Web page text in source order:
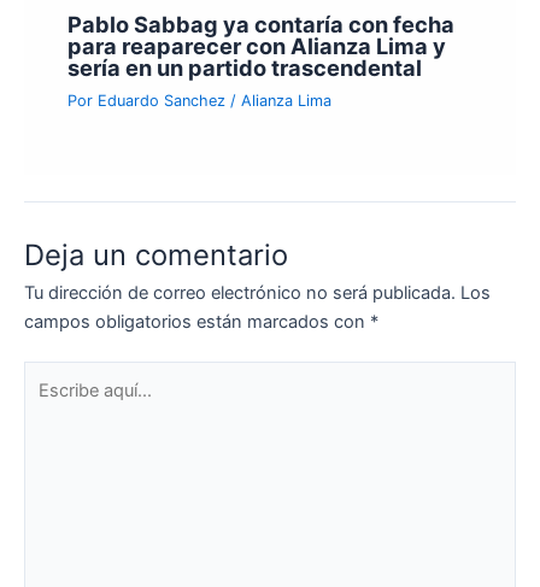
Pablo Sabbag ya contaría con fecha
para reaparecer con Alianza Lima y
sería en un partido trascendental
Por Eduardo Sanchez /Alianza Lima
Deja un comentario
Tu dirección de correo electrónico no será publicada. Los
campos obligatorios están marcados con *